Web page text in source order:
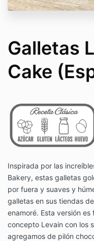
Galletas
Cake
Inspirada por las
Bakery, estas galletas
por fuera y suaves y
galletas en sus tiendas
enamoré. Esta versión
concepto Levain con los
agregamos de pilón